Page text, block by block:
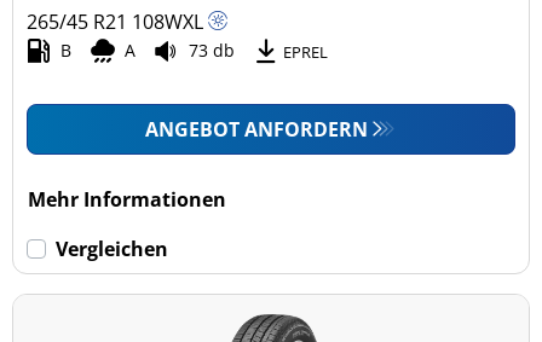
265/45 R21 108WXL
B A 73 db EPREL
ANGEBOT ANFORDERN
Mehr Informationen
Vergleichen